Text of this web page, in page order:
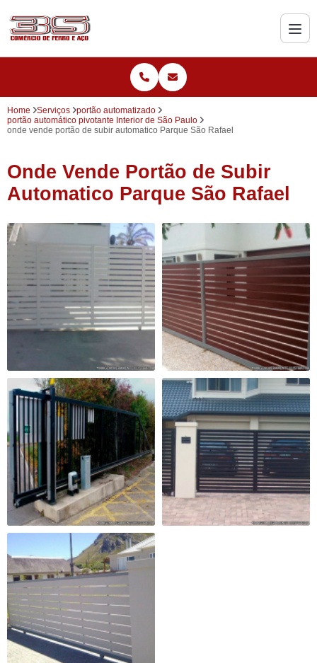
Home Serviços
portão automatizado
portão automático pivotante Interior de São Paulo
onde vende portão de subir automatico Parque São Rafael
Onde Vende Portão de Subir
Automatico Parque São Rafael